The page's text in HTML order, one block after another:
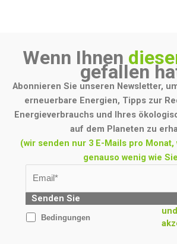
Wenn Ihnen
gefallen
Abonnieren Sie unseren Newsletter,
erneuerbare Energien, Tipps zur
Energieverbrauchs und Ihres
auf dem Planeten zu
(wir senden nur 3 E-Mails pro Monat,
genauso wenig wie
Senden Sie
Bedingungen